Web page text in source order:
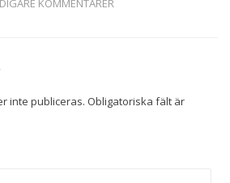
KOMMENTARER
inte publiceras. Obligatoriska fält är